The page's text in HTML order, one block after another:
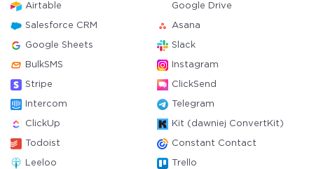
Airtable Google Drive
Salesforce CRM Asana
Google Sheets Slack
BulkSMS Instagram
Stripe ClickSend
Intercom Telegram
ClickUp Kit (dawniej ConvertKit)
Todoist Constant Contact
Leeloo Trello